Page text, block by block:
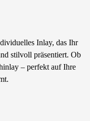
Inlay, das Ihr
stilvoll präsentiert. Ob
– perfekt auf Ihre